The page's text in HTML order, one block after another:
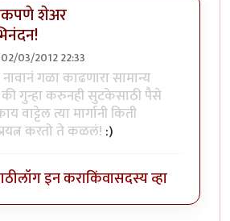
शेअर
02/03/2012 22:33
नावानं गळा काढणारा सामान्य
गुन्हा करुनही सुटकेसाठी पैसे
वाट्टेल त्या मार्गानी किती
करतो ते कळलं! :)
लॉग इन कराकिंवासदस्य व्हा